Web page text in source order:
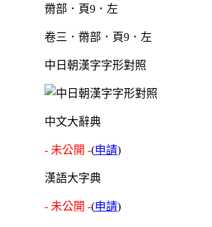
卷三．黹部．頁9．左
中日朝漢字字形對照
中文大辭典
- 未公開 -(申請)
漢語大字典
- 未公開 -(申請)